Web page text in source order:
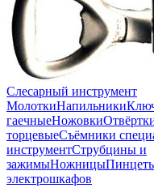
Слесарный инструмент
МолоткиНапильники
гаечныеНожовки
торцевыеСъёмники
инструментСтрубцины и
зажимыНожницы
электрошкафов